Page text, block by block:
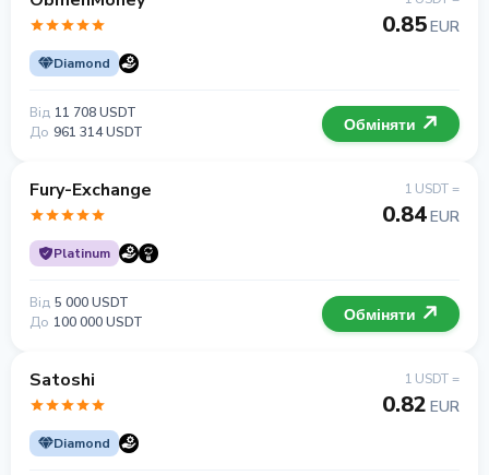
Diamond
0.85EUR
Від 11 708 USDT
До 961 314 USDT Обміняти
Fury-Exchange
Platinum
1 USDT =
0.84EUR
Від 5 000 USDT
До 100 000 USDT Обміняти
Satoshi
Diamond
1 USDT =
0.82 EUR